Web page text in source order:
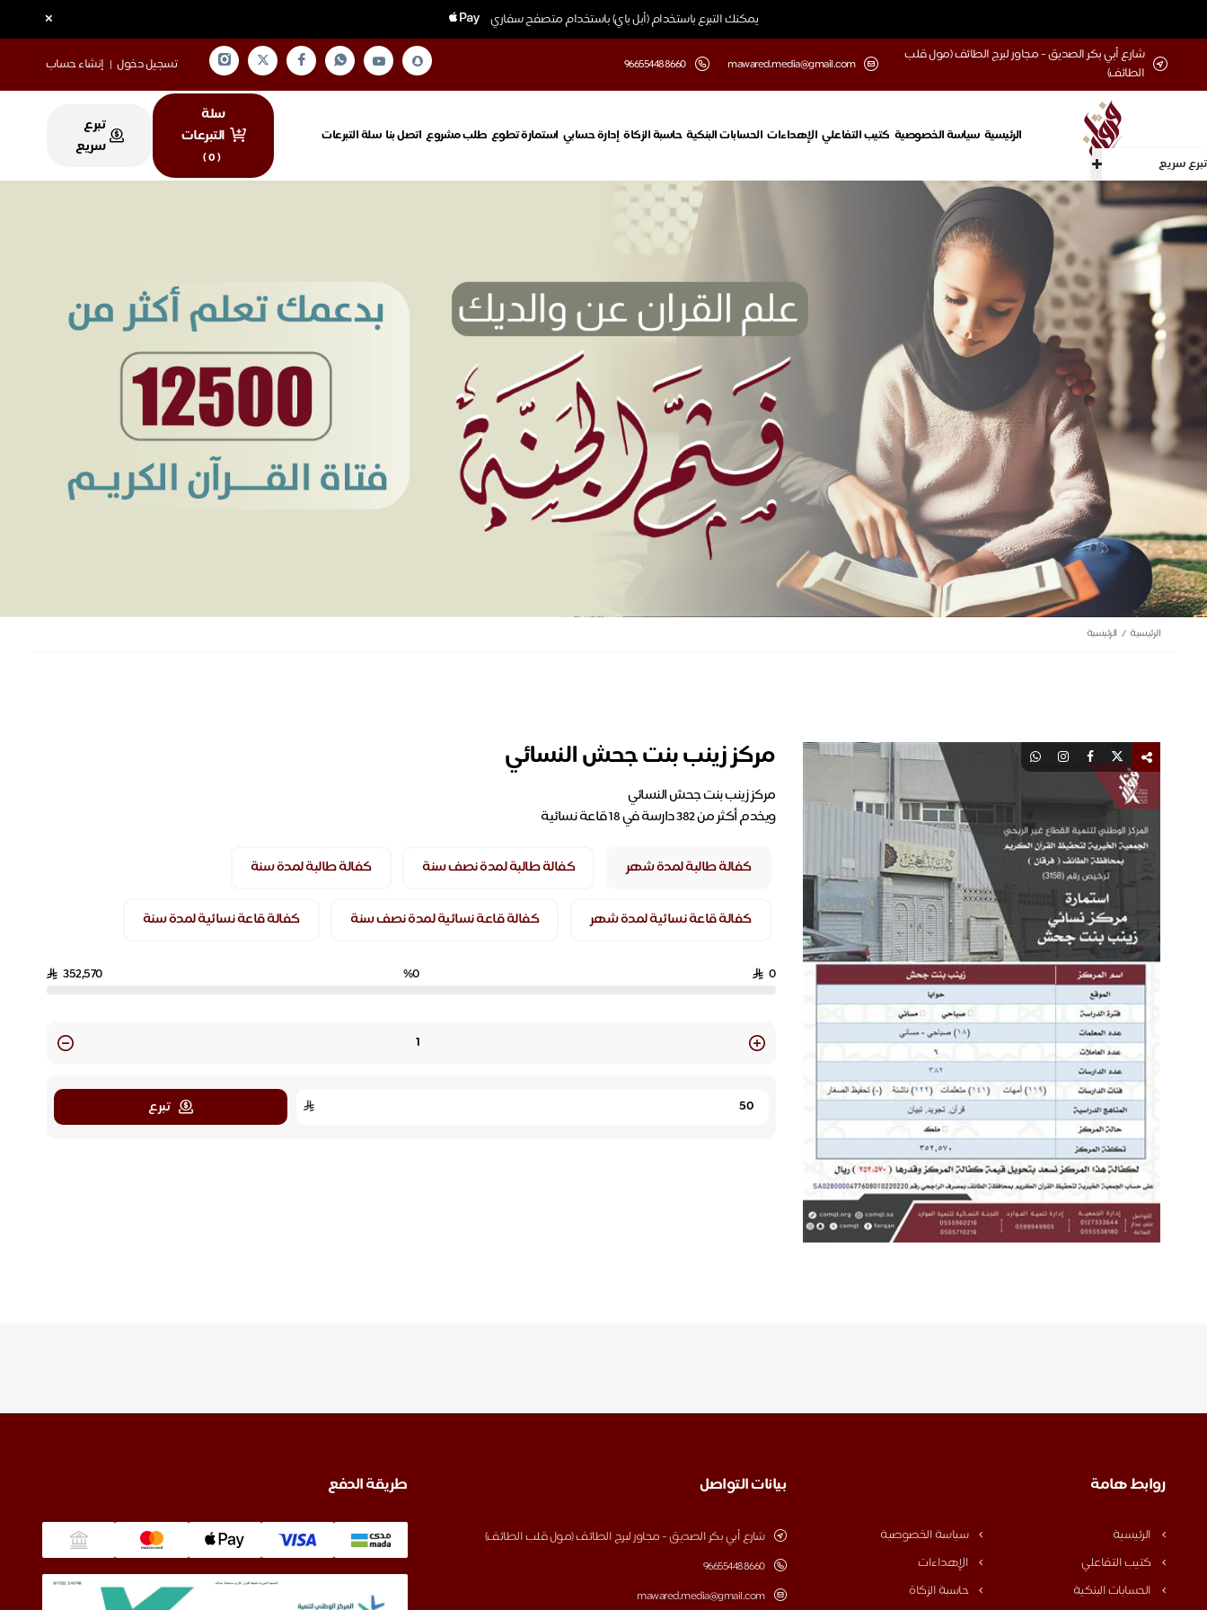
يمكنك التبرع باستخدام (أبل باي) باستخدام متصفح سفاري ×
تبرع سريع
شارع أبي بكر الصديق - مجاور لبرج الطائف (مول قلب
الطائف)
mawared.media@gmail.com
‎966554488660 تسجيل دخول | إنشاء حساب
الرئيسية سياسة الخصوصية كتيب التفاعلي الإهداءات الحسابات البنكية حاسبة الزكاة إدارة حسابي استمارة تطوع طلب مشروع اتصل بنا سلة التبرعات
سلة
التبرعات
(
0
)
تبرع
سريع
الرئيسية الرئيسية
مركز زينب بنت جحش النسائي
مركز زينب بنت جحش النسائي
ويخدم أكثر من 382 دارسة في 18 قاعة نسائية
كفالة طالبة لمدة شهر كفالة طالبة لمدة نصف سنة كفالة طالبة لمدة سنة
كفالة قاعة نسائية لمدة شهر كفالة قاعة نسائية لمدة نصف سنة كفالة قاعة نسائية لمدة سنة
0
%0
352,570
Quantity
تبرع
روابط هامة
الرئيسية
سياسة الخصوصية
كتيب التفاعلي
الإهداءات
الحسابات البنكية
حاسبة الزكاة
بيانات التواصل
شارع أبي بكر الصديق - مجاور لبرج الطائف (مول قلب الطائف)
‎966554488660
mawared.media@gmail.com
طريقة الدفع